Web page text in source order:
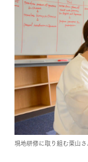
現地研修に取り組む栗山さ